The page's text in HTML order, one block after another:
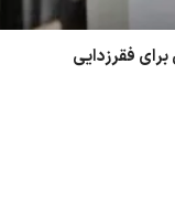
فقرزدایی